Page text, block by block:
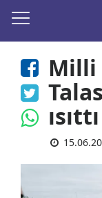
Milli
ısıttı